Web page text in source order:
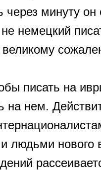
минуту он
немецкий
писать на
на нем.
и людьми